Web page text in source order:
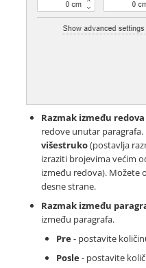
Razmak između redova
redove unutar
višestruko(postavlja
izraziti brojevima većim
između redova).
desne strane.
Razmak između
između paragrafa.
Pre- postavite
Posle- postavite